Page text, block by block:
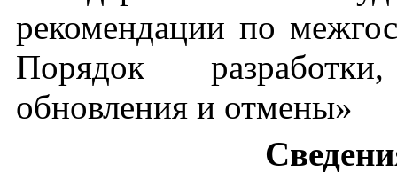
рекомендации по
Порядок
разработки
обновления и отмены»